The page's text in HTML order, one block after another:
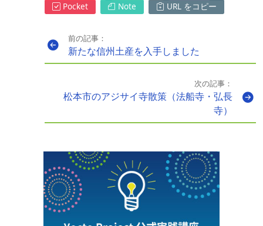
Pocket
Note URL をコピー
前の記事：
新たな信州土産を入手しました
次の記事：
松本市のアジサイ寺散策（法船寺・弘長
寺）